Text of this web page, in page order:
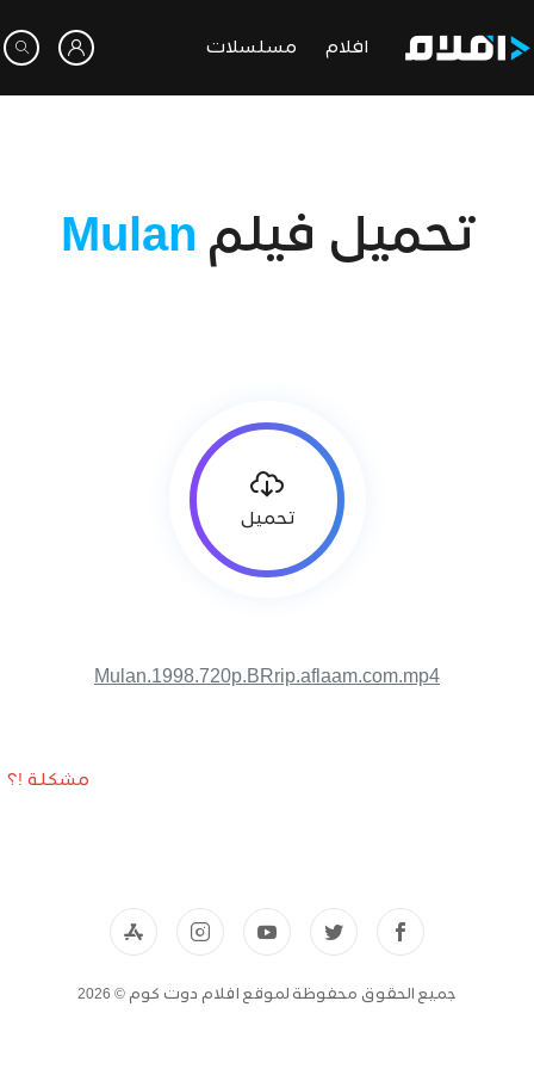
افلام مسلسلات
تحميل فيلم Mulan
تحميل
Mulan.1998.720p.BRrip.aflaam.com.mp4
مشكلة !؟
جميع الحقوق محفوظة لموقع افلام دوت كوم © 2026